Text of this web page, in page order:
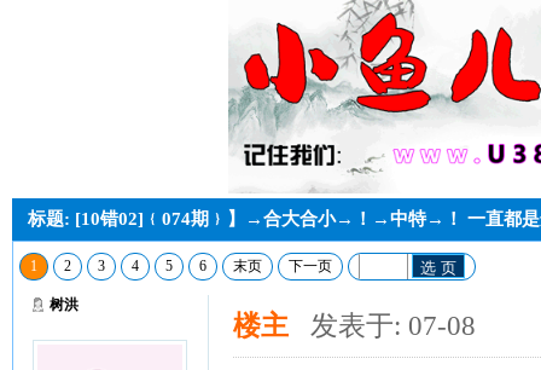
标题: [10错02]﹛074期﹜】→合大合小→！→中特→！ 一直都是
1 2 3 4 5 6 末页 下一页 选 页
树洪
楼主 发表于: 07-08